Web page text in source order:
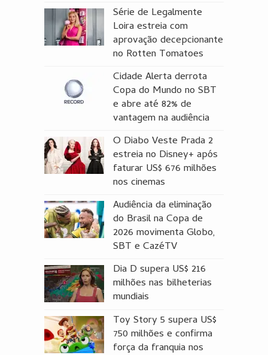
Série de Legalmente
Loira estreia com
aprovação decepcionante
no Rotten Tomatoes
Cidade Alerta derrota
Copa do Mundo no SBT
e abre até 82% de
vantagem na audiência
O Diabo Veste Prada 2
estreia no Disney+ após
faturar US$ 676 milhões
nos cinemas
Audiência da eliminação
do Brasil na Copa de
2026 movimenta Globo,
SBT e CazéTV
Dia D supera US$ 216
milhões nas bilheterias
mundiais
Toy Story 5 supera US$
750 milhões e confirma
força da franquia nos